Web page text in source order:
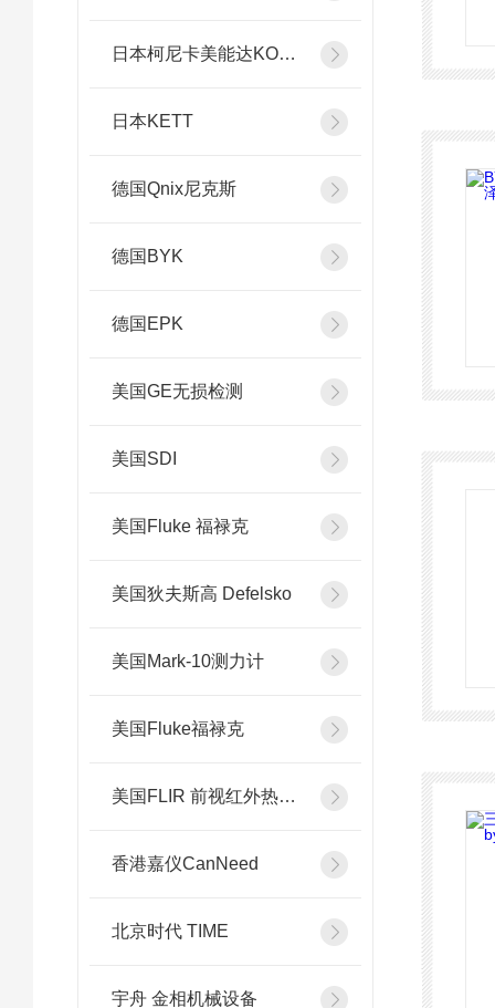
日本柯尼卡美能达KONICA MINOLTA
日本KETT
德国Qnix尼克斯
德国BYK
德国EPK
美国GE无损检测
美国SDI
美国Fluke 福禄克
美国狄夫斯高 Defelsko
美国Mark-10测力计
美国Fluke福禄克
美国FLIR 前视红外热像系统
香港嘉仪CanNeed
北京时代 TIME
宇舟 金相机械设备